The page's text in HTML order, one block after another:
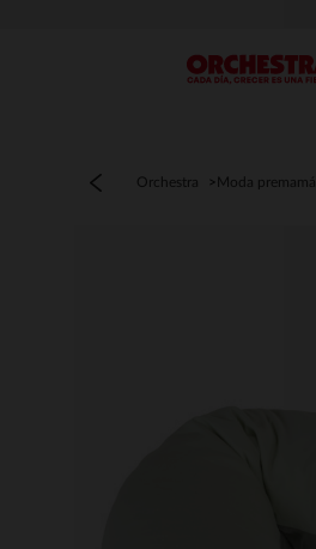
Menú
Orchestra Moda premamá